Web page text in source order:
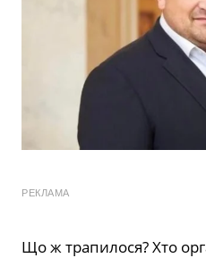
РЕКЛАМА
Що ж трапилося? Хто